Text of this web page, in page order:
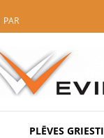
PAR
PLĒVES GRIESTI